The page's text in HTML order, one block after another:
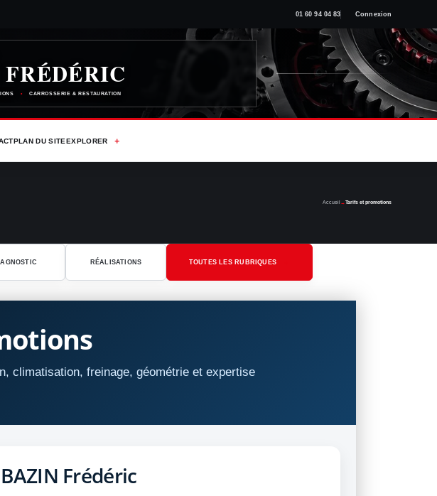
01 60 94 04 83 Connexion
FRÉDÉRIC
• CARROSSERIE & RESTAURATION
PLAN DU SITEEXPLORER ＋
Accueil →Tarifs et promotions
RÉALISATIONS TOUTES LES RUBRIQUES
climatisation, freinage, géométrie et expertise
Frédéric